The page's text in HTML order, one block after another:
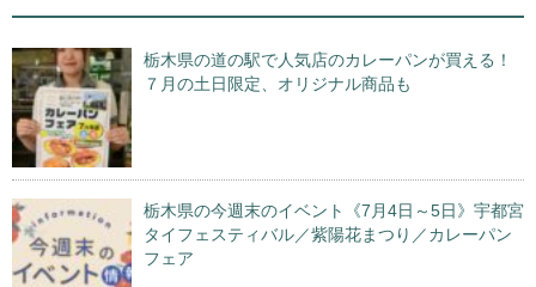
栃木県の道の駅で人気店のカレーパンが買える！
７月の土日限定、オリジナル商品も
栃木県の今週末のイベント《7月4日～5日》宇都宮
タイフェスティバル／紫陽花まつり／カレーパン
フェア